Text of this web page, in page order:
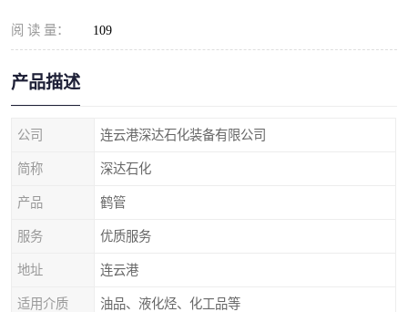
阅 读 量： 109
产品描述
公司 连云港深达石化装备有限公司
简称 深达石化
产品 鹤管
服务 优质服务
地址 连云港
适用介质 油品、液化烃、化工品等